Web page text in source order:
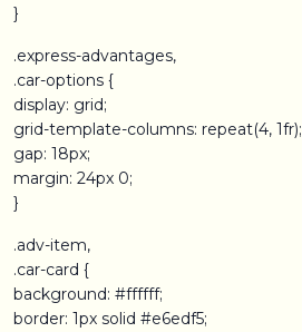
}
.express-advantages,
.car-options {
display: grid;
grid-template-columns: repeat(4, 1fr);
gap: 18px;
margin: 24px 0;
}
.adv-item,
.car-card {
background: #ffffff;
border: 1px solid #e6edf5;